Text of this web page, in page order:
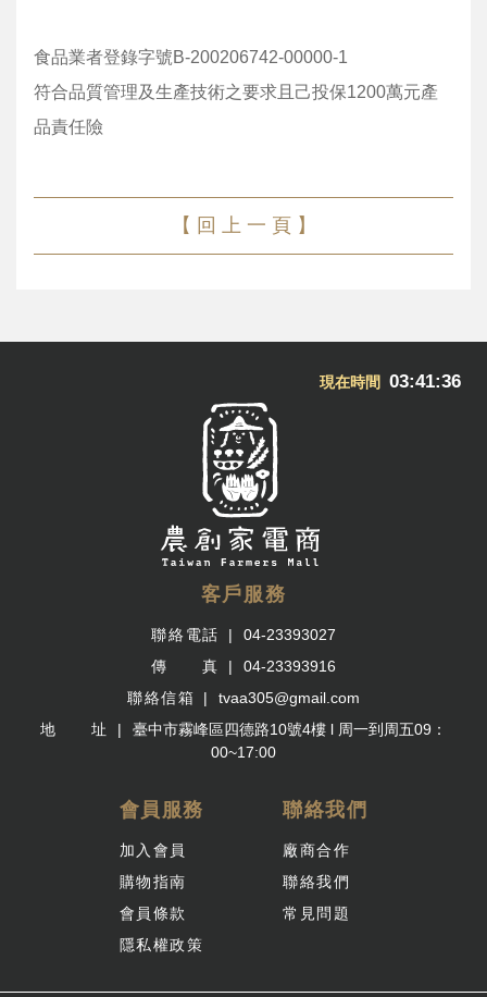
食品業者登錄字號B-200206742-00000-1
符合品質管理及生產技術之要求且己投保1200萬元產
品責任險
【 回 上 一 頁 】
現在時間 03:41:36
客戶服務
聯絡電話
04-23393027
傳 真
04-23393916
聯絡信箱
tvaa305@gmail.com
地 址
臺中市霧峰區四德路10號4樓 l 周一到周五09：
00~17:00
會員服務
加入會員
購物指南
會員條款
隱私權政策
聯絡我們
廠商合作
聯絡我們
常見問題